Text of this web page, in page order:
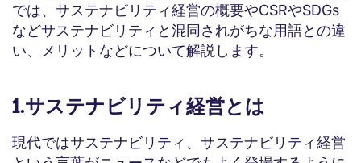
では、サステナビリティ経営の概要やCSRやSDGs
などサステナビリティと混同されがちな用語との違
い、メリットなどについて解説します。
1.サステナビリティ経営とは
現代ではサステナビリティ、サステナビリティ経営